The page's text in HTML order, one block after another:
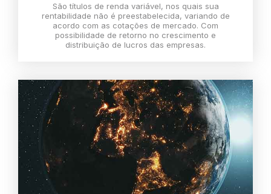
São títulos de renda variável, nos quais sua
rentabilidade não é preestabelecida, variando de
acordo com as cotações de mercado. Com
possibilidade de retorno no crescimento e
distribuição de lucros das empresas.